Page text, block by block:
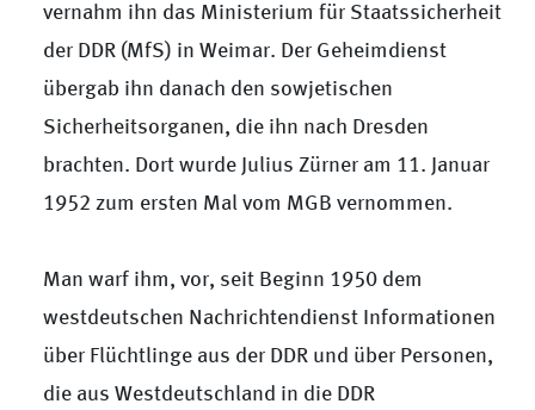
vernahm ihn das Ministerium für Staatssicherheit
der DDR (MfS) in Weimar. Der Geheimdienst
übergab ihn danach den sowjetischen
Sicherheitsorganen, die ihn nach Dresden
brachten. Dort wurde Julius Zürner am 11. Januar
1952 zum ersten Mal vom MGB vernommen.
Man warf ihm, vor, seit Beginn 1950 dem
westdeutschen Nachrichtendienst Informationen
über Flüchtlinge aus der DDR und über Personen,
die aus Westdeutschland in die DDR